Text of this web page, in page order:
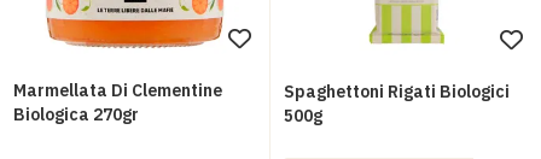
Aggiungi
Marmellata Di Clementine
Biologica 270gr
Spaghettoni Rigati Biologici
500g